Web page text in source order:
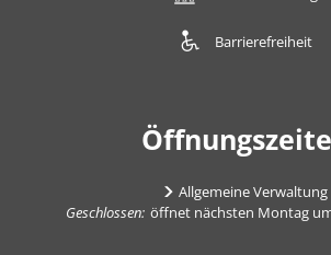
Barrierefreiheit
Allgemeine Verwaltung
Klicken, um weitere Öffnungs- oder
Geschlossen: öffnet nächsten Montag